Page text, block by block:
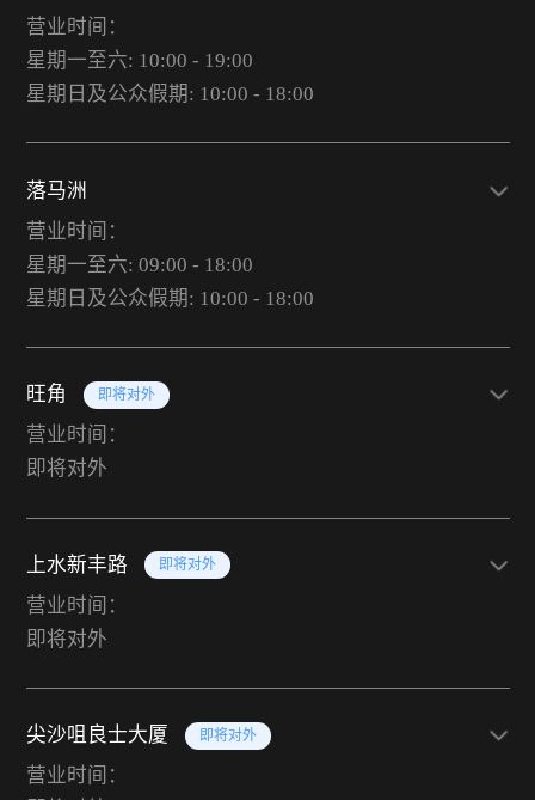
营业时间：
星期一至六: 10:00 - 19:00
星期日及公众假期: 10:00 - 18:00
落马洲
营业时间：
星期一至六: 09:00 - 18:00
星期日及公众假期: 10:00 - 18:00
旺角 即将对外
营业时间：
即将对外
上水新丰路 即将对外
营业时间：
即将对外
尖沙咀良士大厦 即将对外
营业时间：